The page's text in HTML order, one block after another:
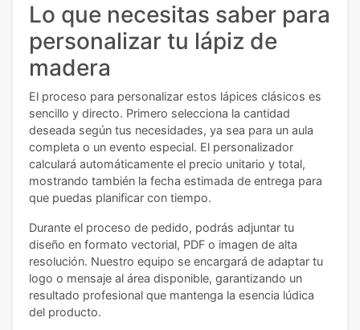
Lo que necesitas saber para
personalizar tu lápiz de
madera
El proceso para personalizar estos lápices clásicos es
sencillo y directo. Primero selecciona la cantidad
deseada según tus necesidades, ya sea para un aula
completa o un evento especial. El personalizador
calculará automáticamente el precio unitario y total,
mostrando también la fecha estimada de entrega para
que puedas planificar con tiempo.
Durante el proceso de pedido, podrás adjuntar tu
diseño en formato vectorial, PDF o imagen de alta
resolución. Nuestro equipo se encargará de adaptar tu
logo o mensaje al área disponible, garantizando un
resultado profesional que mantenga la esencia lúdica
del producto.